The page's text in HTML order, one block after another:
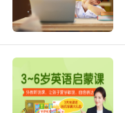
内容简介
从前啊从前，